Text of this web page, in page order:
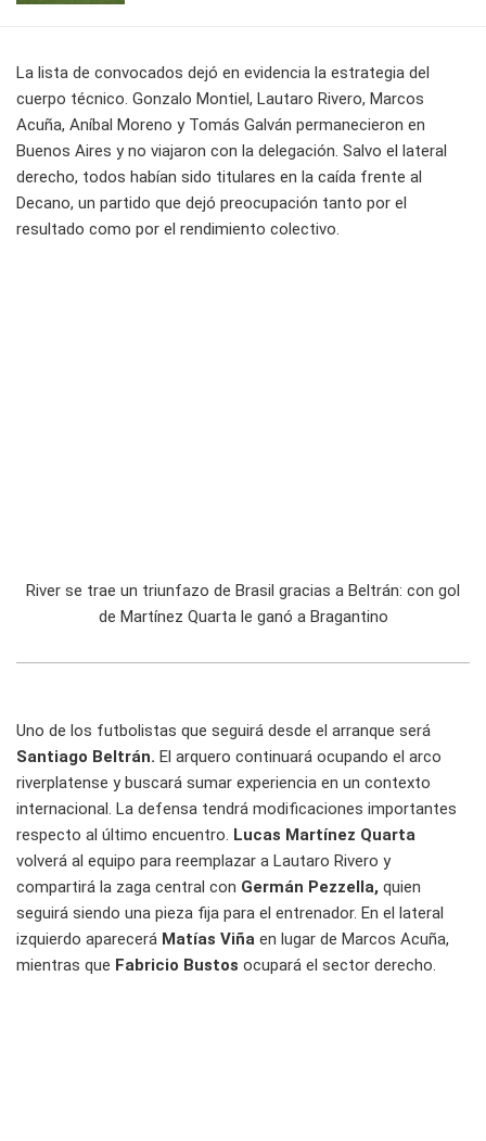
La lista de convocados dejó en evidencia la estrategia del
cuerpo técnico. Gonzalo Montiel, Lautaro Rivero, Marcos
Acuña, Aníbal Moreno y Tomás Galván permanecieron en
Buenos Aires y no viajaron con la delegación. Salvo el lateral
derecho, todos habían sido titulares en la caída frente al
Decano, un partido que dejó preocupación tanto por el
resultado como por el rendimiento colectivo.
River se trae un triunfazo de Brasil gracias a Beltrán: con gol
de Martínez Quarta le ganó a Bragantino
Uno de los futbolistas que seguirá desde el arranque será
Santiago Beltrán. El arquero continuará ocupando el arco
riverplatense y buscará sumar experiencia en un contexto
internacional. La defensa tendrá modificaciones importantes
respecto al último encuentro. Lucas Martínez Quarta
volverá al equipo para reemplazar a Lautaro Rivero y
compartirá la zaga central con Germán Pezzella, quien
seguirá siendo una pieza fija para el entrenador. En el lateral
izquierdo aparecerá Matías Viña en lugar de Marcos Acuña,
mientras que Fabricio Bustos ocupará el sector derecho.